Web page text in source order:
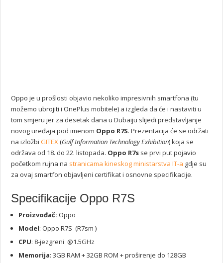
Oppo je u prošlosti objavio nekoliko impresivnih smartfona (tu
možemo ubrojiti i OnePlus mobitele) a izgleda da će i nastaviti u
tom smjeru jer za desetak dana u Dubaiju slijedi predstavljanje
novog uređaja pod imenom Oppo R7S. Prezentacija će se održati
na izložbiGITEX(Gulf Information Technology Exhibition) koja se
održava od 18. do 22. listopada. Oppo R7s se prvi put pojavio
početkom rujna na stranicama kineskog ministarstva IT-a gdje su
za ovaj smartfon objavljeni certifikat i osnovne specifikacije.
Specifikacije Oppo R7S
Proizvođač: Oppo
Model: Oppo R7S (R7sm )
CPU: 8-jezgreni @1.5GHz
Memorija: 3GB RAM + 32GB ROM + proširenje do 128GB